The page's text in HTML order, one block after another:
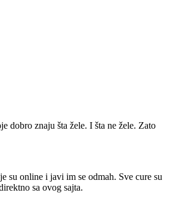
dobro znaju šta žele. I šta ne žele. Zato
su online i javi im se odmah. Sve cure su
sa ovog sajta.